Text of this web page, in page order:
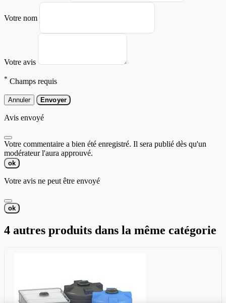
Votre nom
Votre avis
* Champs requis
Annuler Envoyer
Avis envoyé
Votre commentaire a bien été enregistré. Il sera publié dès qu'un
modérateur l'aura approuvé.
ok
Votre avis ne peut être envoyé
ok
4 autres produits dans la même catégorie